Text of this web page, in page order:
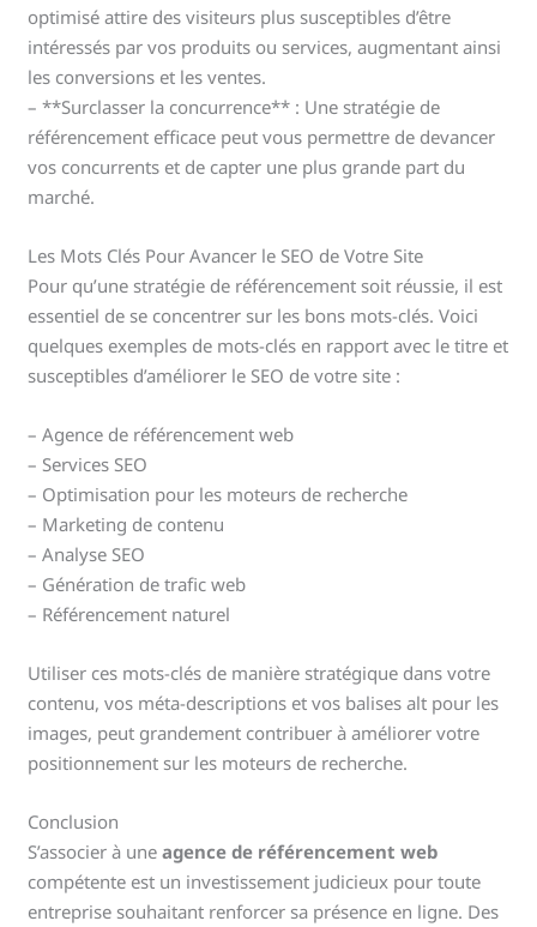
optimisé attire des visiteurs plus susceptibles d’être
intéressés par vos produits ou services, augmentant ainsi
les conversions et les ventes.
– **Surclasser la concurrence** : Une stratégie de
référencement efficace peut vous permettre de devancer
vos concurrents et de capter une plus grande part du
marché.
Les Mots Clés Pour Avancer le SEO de Votre Site
Pour qu’une stratégie de référencement soit réussie, il est
essentiel de se concentrer sur les bons mots-clés. Voici
quelques exemples de mots-clés en rapport avec le titre et
susceptibles d’améliorer le SEO de votre site :
– Agence de référencement web
– Services SEO
– Optimisation pour les moteurs de recherche
– Marketing de contenu
– Analyse SEO
– Génération de trafic web
– Référencement naturel
Utiliser ces mots-clés de manière stratégique dans votre
contenu, vos méta-descriptions et vos balises alt pour les
images, peut grandement contribuer à améliorer votre
positionnement sur les moteurs de recherche.
Conclusion
S’associer à uneagence de référencement web
compétente est un investissement judicieux pour toute
entreprise souhaitant renforcer sa présence en ligne. Des